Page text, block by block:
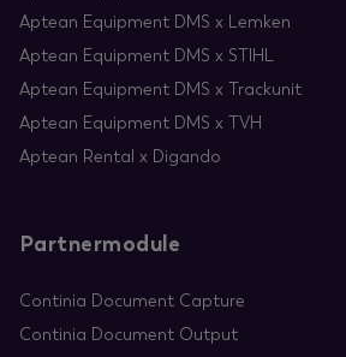
Aptean Equipment DMS x Lemken
Aptean Equipment DMS x STIHL
Aptean Equipment DMS x Trackunit
Aptean Equipment DMS x TVH
Aptean Rental x Digando
Partnermodule
Continia Document Capture
Continia Document Output